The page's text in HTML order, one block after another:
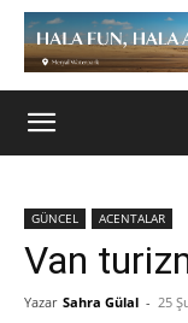
GÜNCEL ACENTALAR
Van
Yazar Sahra Gülal - 25